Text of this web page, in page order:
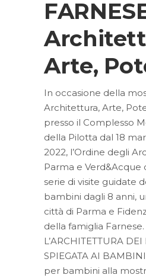
Arte,
In occasione della
Architettura, Arte,
presso il Complesso
della Pilotta dal 18
2022, l’Ordine degli
Parma e Verd&Acque
serie di visite guidate
bambini dagli 8 anni,
città di Parma e
della famiglia Farnese.
L’ARCHITETTURA
SPIEGATA AI
per bambini alla